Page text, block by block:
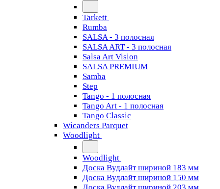
Tarkett
Rumba
SALSA - 3 полосная
SALSA ART - 3 полосная
Salsa Art Vision
SALSA PREMIUM
Samba
Step
Tango - 1 полосная
Tango Art - 1 полосная
Tango Classiс
Wicanders Parquet
Woodlight
Woodlight
Доска Вудлайт шириной 183 мм
Доска Вудлайт шириной 150 мм